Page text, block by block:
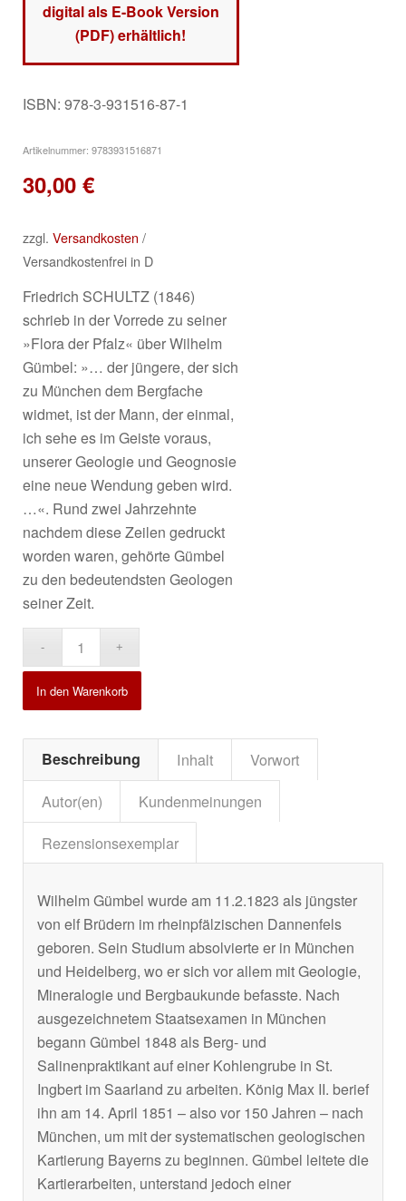
digital als E-Book Version
(PDF) erhältlich!
ISBN: 978-3-931516-87-1
Artikelnummer: 9783931516871
30,00 €
zzgl. Versandkosten /
Versandkostenfrei in D
Friedrich SCHULTZ (1846)
schrieb in der Vorrede zu seiner
»Flora der Pfalz« über Wilhelm
Gümbel: »… der jüngere, der sich
zu München dem Bergfache
widmet, ist der Mann, der einmal,
ich sehe es im Geiste voraus,
unserer Geologie und Geognosie
eine neue Wendung geben wird.
…«. Rund zwei Jahrzehnte
nachdem diese Zeilen gedruckt
worden waren, gehörte Gümbel
zu den bedeutendsten Geologen
seiner Zeit.
In den Warenkorb
Beschreibung Inhalt
Vorwort
Autor(en)
Kundenmeinungen
Rezensionsexemplar
Wilhelm Gümbel wurde am 11.2.1823 als jüngster
von elf Brüdern im rheinpfälzischen Dannenfels
geboren. Sein Studium absolvierte er in München
und Heidelberg, wo er sich vor allem mit Geologie,
Mineralogie und Bergbaukunde befasste. Nach
ausgezeichnetem Staatsexamen in München
begann Gümbel 1848 als Berg- und
Salinenpraktikant auf einer Kohlengrube in St.
Ingbert im Saarland zu arbeiten. König Max II. berief
ihn am 14. April 1851 – also vor 150 Jahren – nach
München, um mit der systematischen geologischen
Kartierung Bayerns zu beginnen. Gümbel leitete die
Kartierarbeiten, unterstand jedoch einer